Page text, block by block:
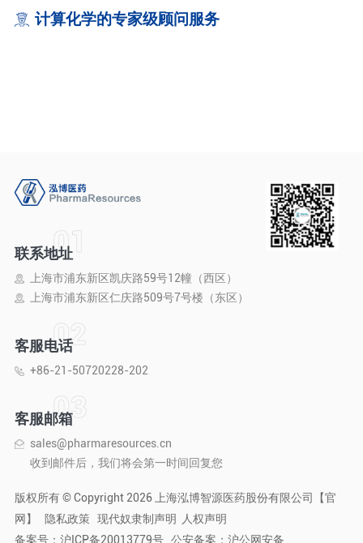
计算化学的专家级顾问服务
联系地址
上海市浦东新区凯庆路59号12幢（西区）
上海市浦东新区仁庆路509号7号楼（东区）
客服电话
+86-21-50720228-202
客服邮箱
sales@pharmaresources.cn
收到邮件后，我们将会第一时间回复您
版权所有 © Copyright 2026 上海泓博智源医药股份有限公司【官
网】
隐私政策 现代奴隶制声明 人权声明